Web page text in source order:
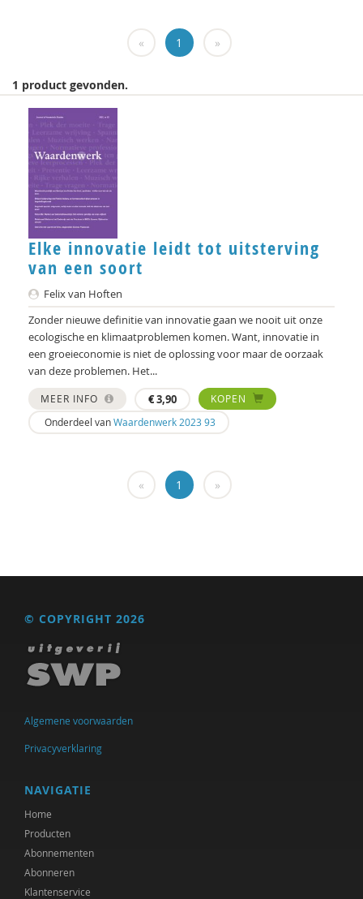
Lisette Bastiaansen
Krijn van Beek
J. van den Berg
Marjo van Bergen
Geert Bettinger
Frans Bieckmann
Desirée Bierlaagh
Gert Biesta
Laurine Blonk
Karianne den Boer
Theo van den Bogaart
Antoinette Bolscher
Marij Bontemps-Hommen
Jules Brabers
Yannick Brito Alves
Richard Brons
Denijs Bru
Alain Caillé e.v.a
Laura Capitaine
« 1 »
1 product gevonden.
Elke innovatie leidt tot uitsterving
van een soort
Felix van Hoften
Zonder nieuwe definitie van innovatie gaan we nooit uit onze
ecologische en klimaatproblemen komen. Want, innovatie in
een groeieconomie is niet de oplossing voor maar de oorzaak
van deze problemen. Het...
MEER INFO €3,90
KOPEN
Onderdeel vanWaardenwerk 2023 93
« 1 »
© COPYRIGHT 2026
Algemene voorwaarden
Privacyverklaring
NAVIGATIE
Home
Producten
Abonnementen
Abonneren
Klantenservice